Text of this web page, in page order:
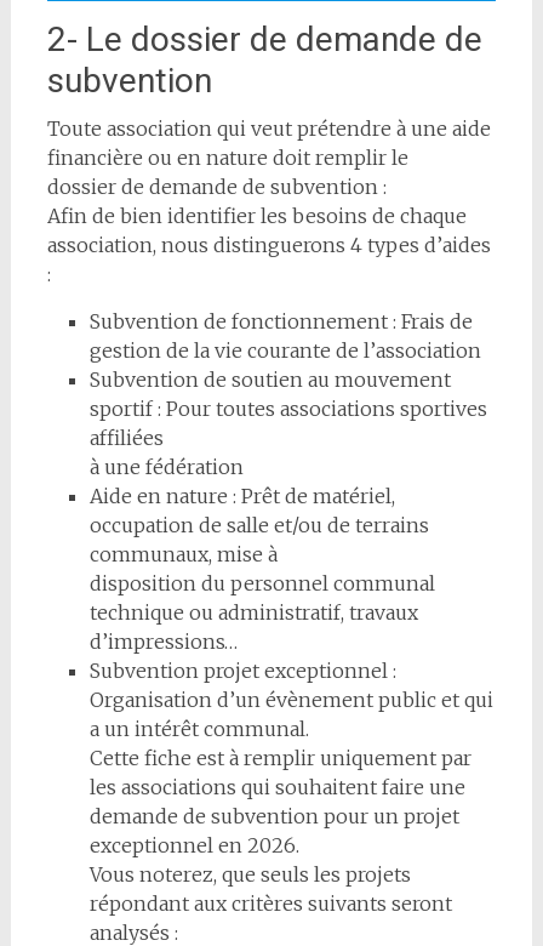
2- Le dossier de demande de
subvention
Toute association qui veut prétendre à une aide
financière ou en nature doit remplir le
dossier de demande de subvention :
Afin de bien identifier les besoins de chaque
association, nous distinguerons 4 types d’aides
:
Subvention de fonctionnement : Frais de
gestion de la vie courante de l’association
Subvention de soutien au mouvement
sportif : Pour toutes associations sportives
affiliées
à une fédération
Aide en nature : Prêt de matériel,
occupation de salle et/ou de terrains
communaux, mise à
disposition du personnel communal
technique ou administratif, travaux
d’impressions…
Subvention projet exceptionnel :
Organisation d’un évènement public et qui
a un intérêt communal.
Cette fiche est à remplir uniquement par
les associations qui souhaitent faire une
demande de subvention pour un projet
exceptionnel en 2026.
Vous noterez, que seuls les projets
répondant aux critères suivants seront
analysés :